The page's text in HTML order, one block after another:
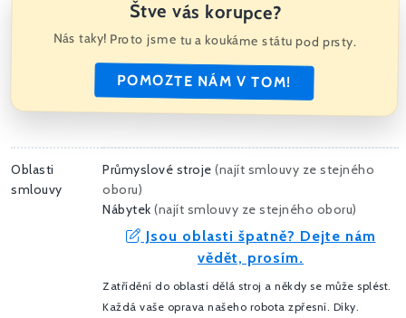
Štve vás korupce?
Nás taky! Proto jsme tu a koukáme státu pod prsty.
POMOZTE NÁM V TOM!
Oblasti
smlouvy
Průmyslové stroje (najít smlouvy ze stejného
oboru)
Nábytek (najít smlouvy ze stejného oboru)
Jsou oblasti špatně? Dejte nám
vědět, prosím.
Zatřídění do oblastí dělá stroj a někdy se může splést.
Každá vaše oprava našeho robota zpřesní. Díky.